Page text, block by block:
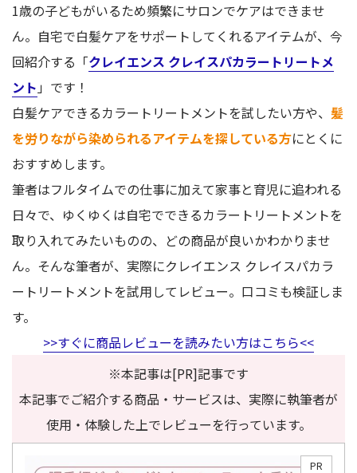
1歳の子どもがいるため頻繁にサロンでケアはできませ
ん。自宅で白髪ケアをサポートしてくれるアイテムが、今
回紹介する「クレイエンス クレイスパカラートリートメ
ント」です！
白髪ケアできるカラートリートメントを試したい方や、 髪
を労りながら染められるアイテムを探している方にとくに
おすすめします。
筆者はフルタイムでの仕事に加えて家事と育児に追われる
日々で、ゆくゆくは自宅でできるカラートリートメントを
取り入れてみたいものの、どの商品が良いかわかりませ
ん。そんな筆者が、実際にクレイエンス クレイスパカラ
ートリートメントを試用してレビュー。口コミも検証しま
す。
>>すぐに商品レビューを読みたい方はこちら<<
※本記事は[PR]記事です
本記事でご紹介する商品・サービスは、実際に執筆者が
使用・体験した上でレビューを行っています。
PR